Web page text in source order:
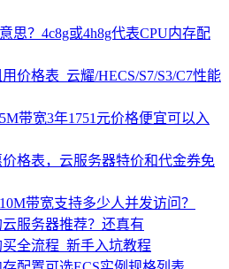
思？4c8g或4h8g代表CPU内存配
价格表_云耀/HECS/S7/S3/C7性能
带宽3年1751元价格便宜可以入
价格表，云服务器特价和代金券免
带宽支持多少人并发访问？
服务器推荐？还真有
全流程_新手入坑教程